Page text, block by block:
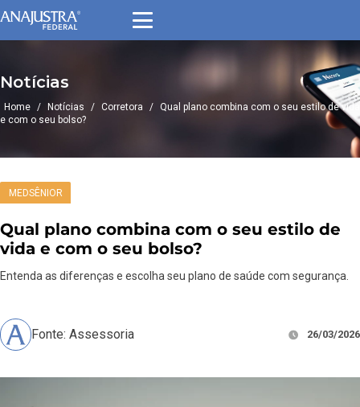
Notícias
Home / Notícias / Corretora / Qual plano combina com o seu estilo de vida
e com o seu bolso?
MEDSÊNIOR
Qual plano combina com o seu estilo de
vida e com o seu bolso?
Entenda as diferenças e escolha seu plano de saúde com segurança.
Fonte: Assessoria 26/03/2026